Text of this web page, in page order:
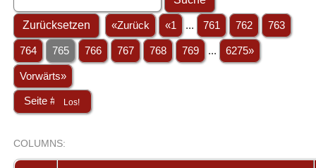
«Zurück «1 ... 761 762 763
764 765 766 767 768 769 ... 6275»
Vorwärts»
COLUMNS: